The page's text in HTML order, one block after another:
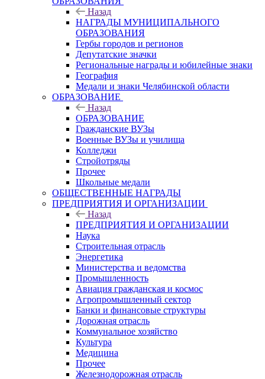
Назад
НАГРАДЫ МУНИЦИПАЛЬНОГО
ОБРАЗОВАНИЯ
Гербы городов и регионов
Депутатские значки
Региональные награды и юбилейные знаки
География
Медали и знаки Челябинской области
ОБРАЗОВАНИЕ
Назад
ОБРАЗОВАНИЕ
Гражданские ВУЗы
Военные ВУЗы и училища
Колледжи
Стройотряды
Прочее
Школьные медали
ОБЩЕСТВЕННЫЕ НАГРАДЫ
ПРЕДПРИЯТИЯ И ОРГАНИЗАЦИИ
Назад
ПРЕДПРИЯТИЯ И ОРГАНИЗАЦИИ
Наука
Строительная отрасль
Энергетика
Министерства и ведомства
Промышленность
Авиация гражданская и космос
Агропромышленный сектор
Банки и финансовые структуры
Дорожная отрасль
Коммунальное хозяйство
Культура
Медицина
Прочее
Железнодорожная отрасль